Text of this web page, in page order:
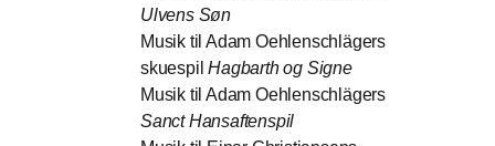
Ulvens Søn
Musik til Adam Oehlenschlägers
skuespilHagbarth og Signe
Musik til Adam Oehlenschlägers
Sanct Hansaftenspil